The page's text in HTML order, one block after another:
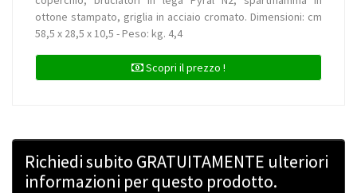
ottone stampato, griglia in acciaio cromato. Dimensioni: cm
58,5 x 28,5 x 10,5 - Peso: kg. 4,4
Scopri il prezzo !
Richiedi subito GRATUITAMENTE ulteriori
informazioni per questo prodotto.